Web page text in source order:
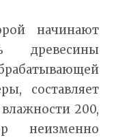
начинают
древесины
составляет
200,
неизменно